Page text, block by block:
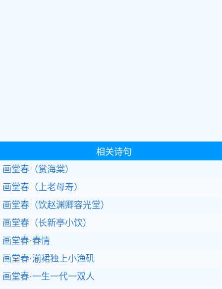
相关诗句
画堂春（赏海棠）
画堂春（上老母寿）
画堂春（饮赵渊卿容光堂）
画堂春（长新亭小饮）
画堂春·春情
画堂春·湔裙独上小渔矶
画堂春·一生一代一双人